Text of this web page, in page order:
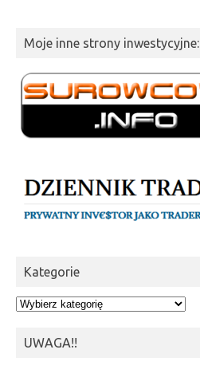
Moje inne strony inwestycyjne:
Kategorie
Kategorie
UWAGA!!